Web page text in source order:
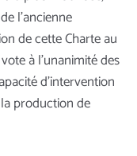
l’ancienne
de cette Charte au
à l’unanimité des
d’intervention
production de